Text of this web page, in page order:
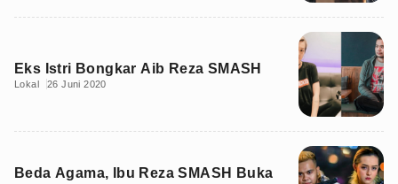
Eks Istri Bongkar Aib Reza SMASH
Lokal 26 Juni 2020
Beda Agama, Ibu Reza SMASH Buka